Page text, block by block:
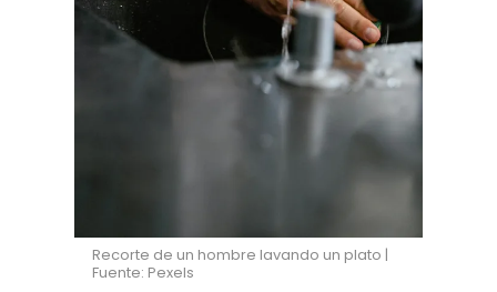
Recorte de un hombre lavando un plato |
Fuente: Pexels